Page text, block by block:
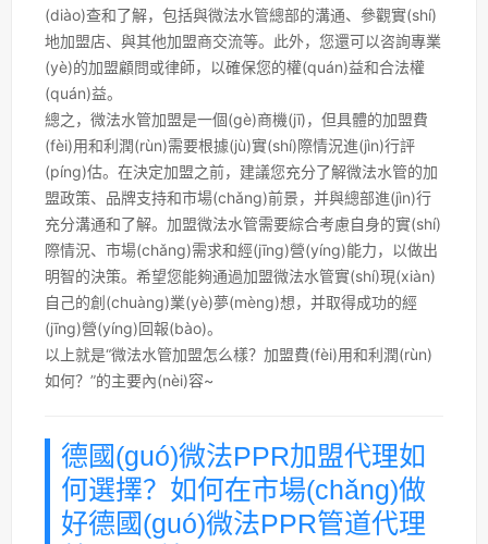
(diào)查和了解，包括與微法水管總部的溝通、參觀實(shí)
地加盟店、與其他加盟商交流等。此外，您還可以咨詢專業
(yè)的加盟顧問或律師，以確保您的權(quán)益和合法權
(quán)益。
總之，微法水管加盟是一個(gè)商機(jī)，但具體的加盟費
(fèi)用和利潤(rùn)需要根據(jù)實(shí)際情況進(jìn)行評
(píng)估。在決定加盟之前，建議您充分了解微法水管的加
盟政策、品牌支持和市場(chǎng)前景，并與總部進(jìn)行
充分溝通和了解。加盟微法水管需要綜合考慮自身的實(shí)
際情況、市場(chǎng)需求和經(jīng)營(yíng)能力，以做出
明智的決策。希望您能夠通過加盟微法水管實(shí)現(xiàn)
自己的創(chuàng)業(yè)夢(mèng)想，并取得成功的經
(jīng)營(yíng)回報(bào)。
以上就是“微法水管加盟怎么樣？加盟費(fèi)用和利潤(rùn)
如何？”的主要內(nèi)容~
德國(guó)微法PPR加盟代理如
何選擇？如何在市場(chǎng)做
好德國(guó)微法PPR管道代理